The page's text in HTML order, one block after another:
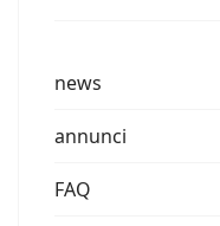
news
annunci
FAQ